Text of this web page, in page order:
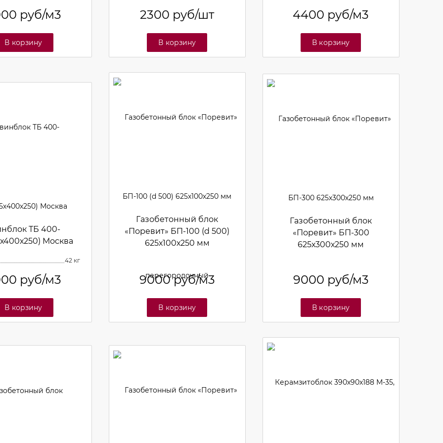
руб/м3
В корзину
2300 руб/шт
В корзину
4400 руб/м3
В корзину
ТБ 400-
Москва
42 кг
руб/м3
В корзину
Газобетонный блок
«Поревит» БП-100 (d 500)
625х100х250 мм
9000 руб/м3
В корзину
Газобетонный блок
«Поревит» БП-300
625х300х250 мм
9000 руб/м3
В корзину